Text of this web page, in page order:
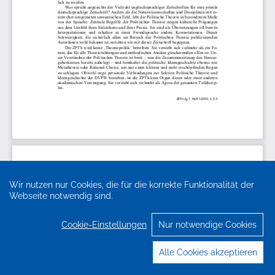
Wir nutzen nur Cookies, die für die korrekte Funktionalität der
Webseite notwendig sind.
Cookie-Einstellungen Nur notwendige Cookies
Alle Cookies akzeptieren